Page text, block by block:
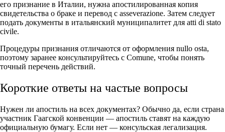
его признание в Италии, нужна апостилированная копия
свидетельства о браке и перевод с asseverazione. Затем следует
подать документы в итальянский муниципалитет для atti di stato
civile.
Процедуры признания отличаются от оформления nullo osta,
поэтому заранее консультируйтесь с Comune, чтобы понять
точный перечень действий.
Короткие ответы на частые вопросы
Нужен ли апостиль на всех документах? Обычно да, если страна
участник Гаагской конвенции — апостиль ставят на каждую
официальную бумагу. Если нет — консульская легализация.